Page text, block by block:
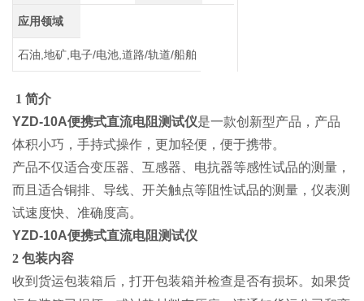
应用领域
石油,地矿,电子/电池,道路/轨道/船舶
1 简介
YZD-10A便携式直流电阻测试仪是一款创新型产品，产品
体积小巧，手持式操作，更加轻便，便于携带。
产品不仅适合变压器、互感器、电抗器等感性试品的测量，
而且适合铜排、导线、开关触点等阻性试品的测量，仪表测
试速度快、准确度高。
YZD-10A便携式直流电阻测试仪
2 包装内容
收到货运包装箱后，打开包装箱并检查是否有损坏。如果货